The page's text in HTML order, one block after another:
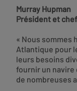
Murray Hupman
Président et
« Nous sommes
Atlantique pour
leurs besoins
fournir un navire
de nombreuses